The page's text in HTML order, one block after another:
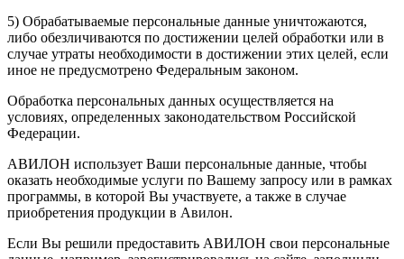
5) Обрабатываемые персональные данные уничтожаются,
либо обезличиваются по достижении целей обработки или в
случае утраты необходимости в достижении этих целей, если
иное не предусмотрено Федеральным законом.
Обработка персональных данных осуществляется на
условиях, определенных законодательством Российской
Федерации.
АВИЛОН использует Ваши персональные данные, чтобы
оказать необходимые услуги по Вашему запросу или в рамках
программы, в которой Вы участвуете, а также в случае
приобретения продукции в Авилон.
Если Вы решили предоставить АВИЛОН свои персональные